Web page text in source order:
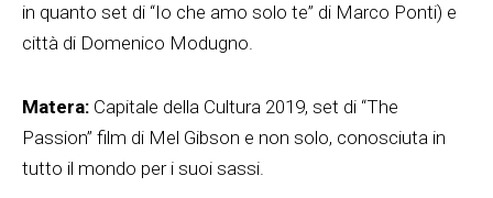
in quanto set di “Io che amo solo te” di Marco Ponti) e
città di Domenico Modugno.
Matera: Capitale della Cultura 2019, set di “The
Passion” film di Mel Gibson e non solo, conosciuta in
tutto il mondo per i suoi sassi.